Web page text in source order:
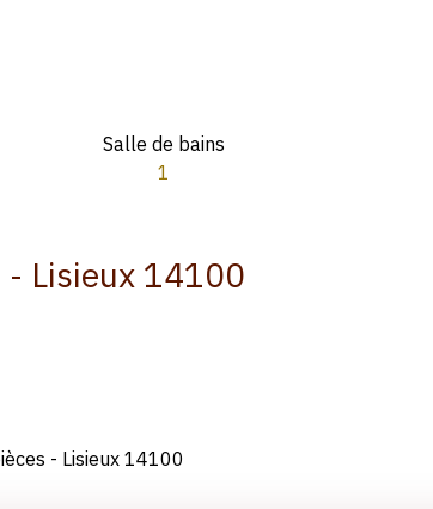
Salle de bains
1
- Lisieux 14100
- Lisieux 14100